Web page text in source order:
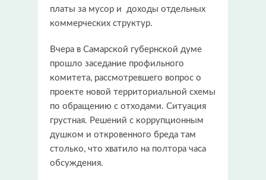
платы за мусор и доходы отдельных
коммерческих структур.
Вчера в Самарской губернской думе
прошло заседание профильного
комитета, рассмотревшего вопрос о
проекте новой территориальной схемы
по обращению с отходами. Ситуация
грустная. Решений с коррупционным
душком и откровенного бреда там
столько, что хватило на полтора часа
обсуждения.